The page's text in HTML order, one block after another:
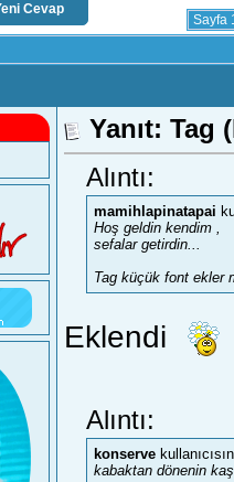
Cevap
Sayfa
Yanıt: Tag
Alıntı:
mamihlapinatapai
Hoş geldin kendim ,
sefalar getirdin...
Tag küçük font ekler
Eklendi
Alıntı:
konserve
kabaktan dönenin